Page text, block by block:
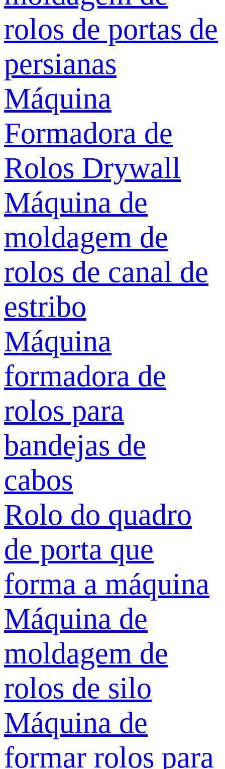
rolos de portas de
persianas
Máquina
Formadora de
Rolos Drywall
Máquina de
moldagem de
rolos de canal de
estribo
Máquina
formadora de
rolos para
bandejas de
cabos
Rolo do quadro
de porta que
forma a máquina
Máquina de
moldagem de
rolos de silo
Máquina de
formar rolos para